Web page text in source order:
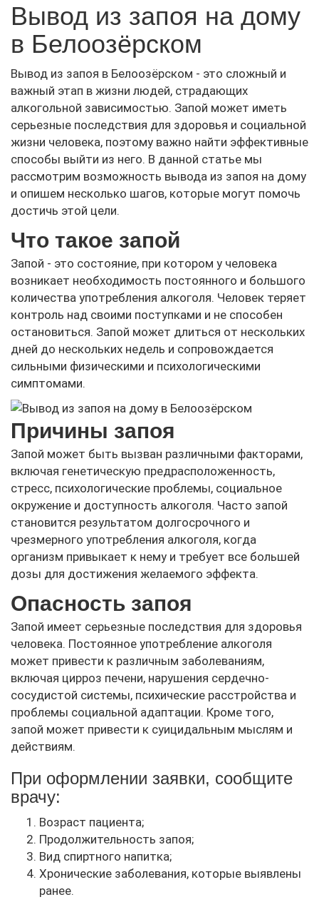
Вывод из запоя на дому
в Белоозёрском
Вывод из запоя в Белоозёрском - это сложный и
важный этап в жизни людей, страдающих
алкогольной зависимостью. Запой может иметь
серьезные последствия для здоровья и социальной
жизни человека, поэтому важно найти эффективные
способы выйти из него. В данной статье мы
рассмотрим возможность вывода из запоя на дому
и опишем несколько шагов, которые могут помочь
достичь этой цели.
Что такое запой
Запой - это состояние, при котором у человека
возникает необходимость постоянного и большого
количества употребления алкоголя. Человек теряет
контроль над своими поступками и не способен
остановиться. Запой может длиться от нескольких
дней до нескольких недель и сопровождается
сильными физическими и психологическими
симптомами.
Причины запоя
Запой может быть вызван различными факторами,
включая генетическую предрасположенность,
стресс, психологические проблемы, социальное
окружение и доступность алкоголя. Часто запой
становится результатом долгосрочного и
чрезмерного употребления алкоголя, когда
организм привыкает к нему и требует все большей
дозы для достижения желаемого эффекта.
Опасность запоя
Запой имеет серьезные последствия для здоровья
человека. Постоянное употребление алкоголя
может привести к различным заболеваниям,
включая цирроз печени, нарушения сердечно-
сосудистой системы, психические расстройства и
проблемы социальной адаптации. Кроме того,
запой может привести к суицидальным мыслям и
действиям.
При оформлении заявки, сообщите
врачу:
Возраст пациента;
Продолжительность запоя;
Вид спиртного напитка;
Хронические заболевания, которые выявлены
ранее.